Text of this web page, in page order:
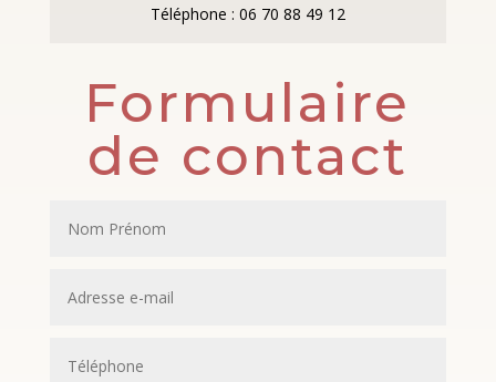
Téléphone : 06 70 88 49 12
Formulaire
de contact